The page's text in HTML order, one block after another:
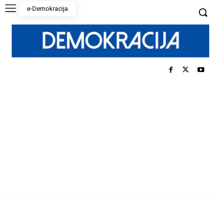
e-Demokracija